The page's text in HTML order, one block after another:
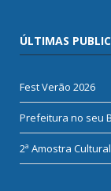
ÚLTIMAS
Fest Verão 2026
Prefeitura no seu
2ª Amostra